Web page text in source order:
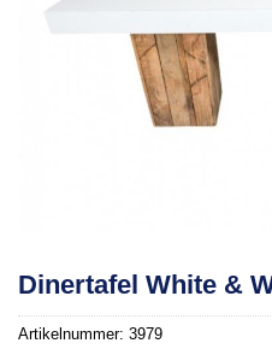
Dinertafel White &
Artikelnummer: 3979